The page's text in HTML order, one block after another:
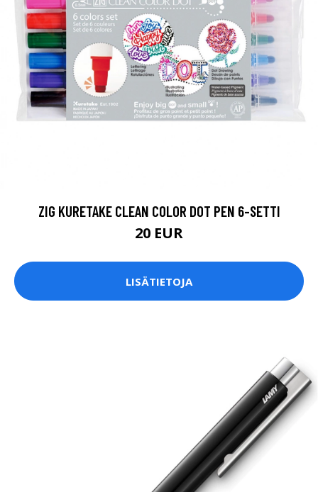
ZIG KURETAKE CLEAN COLOR DOT PEN 6-SETTI
20 EUR
LISÄTIETOJA